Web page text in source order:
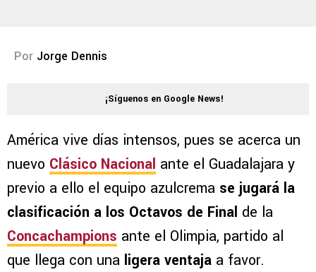
Por Jorge Dennis
¡Síguenos en Google News!
América vive días intensos, pues se acerca un
nuevo Clásico Nacional ante el Guadalajara y
previo a ello el equipo azulcrema se jugará la
clasificación a los Octavos de Final de la
Concachampions ante el Olimpia, partido al
que llega con una ligera ventaja a favor.